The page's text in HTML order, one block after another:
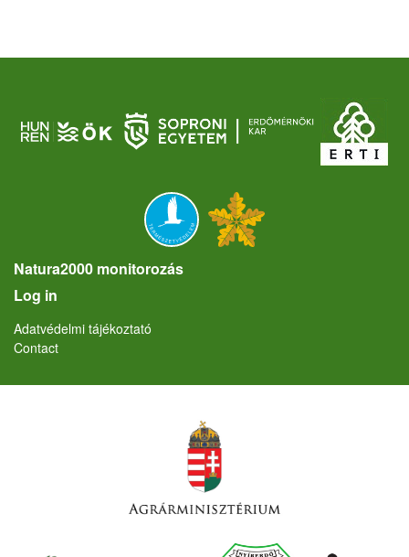
Natura2000 monitorozás
User account menu
Log in
Lábléc
Adatvédelmi tájékoztató
Contact